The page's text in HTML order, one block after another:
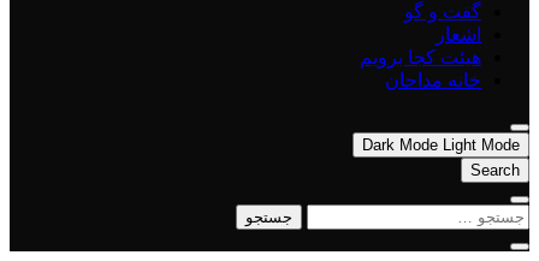
گفت و گو
اشعار
هیئت کجا برویم
خانه مداحان
Dark Mode Light Mode
Search
جستجو